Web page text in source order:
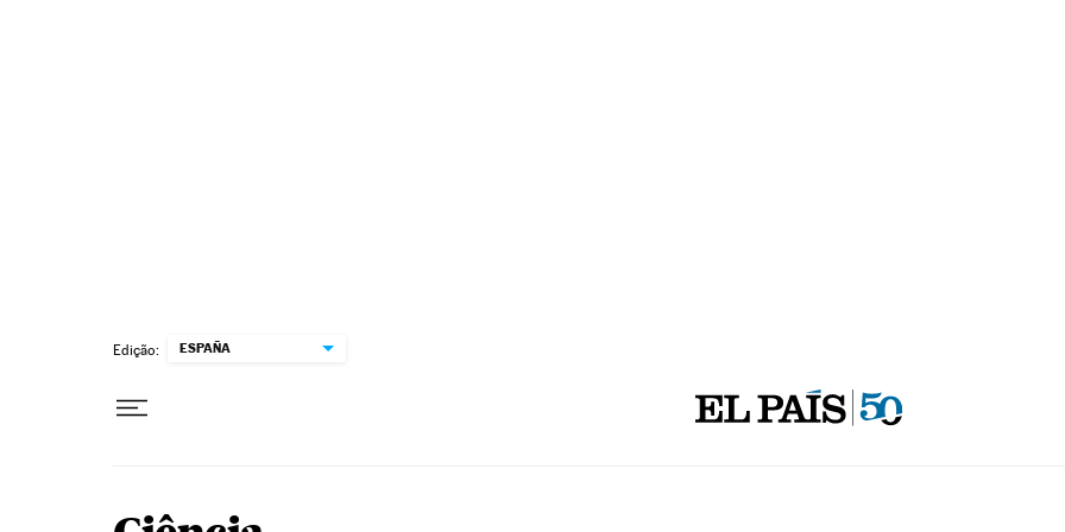
Edição: ESPAÑA